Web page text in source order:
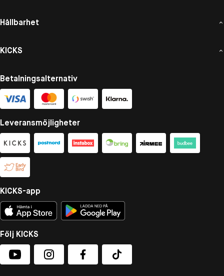
Hållbarhet
KICKS
Betalningsalternativ
Leveransmöjligheter
KICKS-app
Följ KICKS